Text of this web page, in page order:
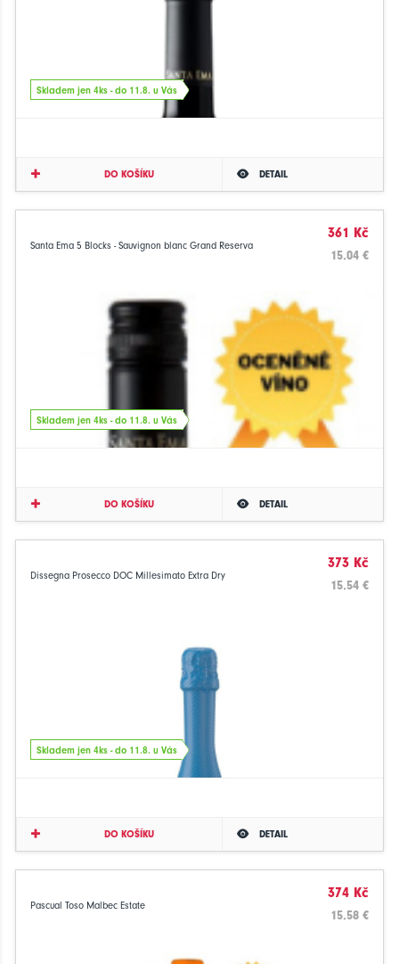
Skladem jen 4ks - do 11.8. u Vás
DO KOŠÍKU DETAIL
Santa Ema 5 Blocks - Sauvignon blanc Grand Reserva
361 Kč
15.04 €
Skladem jen 4ks - do 11.8. u Vás
DO KOŠÍKU DETAIL
Dissegna Prosecco DOC Millesimato Extra Dry
373 Kč
15.54 €
Skladem jen 4ks - do 11.8. u Vás
DO KOŠÍKU DETAIL
Pascual Toso Malbec Estate
374 Kč
15.58 €